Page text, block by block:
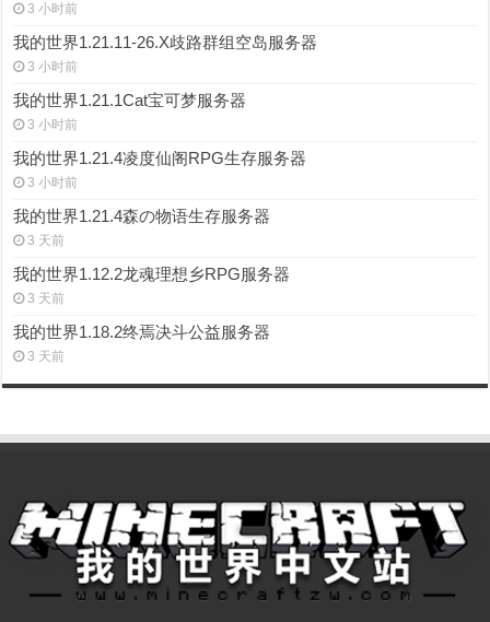
3 小时前
我的世界1.21.11-26.X歧路群组空岛服务器
3 小时前
我的世界1.21.1Cat宝可梦服务器
3 小时前
我的世界1.21.4凌度仙阁RPG生存服务器
3 小时前
我的世界1.21.4森の物语生存服务器
3 天前
我的世界1.12.2龙魂理想乡RPG服务器
3 天前
我的世界1.18.2终焉决斗公益服务器
3 天前